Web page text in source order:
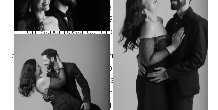
verdadeira entre duas pessoas.
Durante o ensaio, vocês não precisam se preocupar
em saber posar ou ter experiência diante das
câmeras. Nossa direção é leve e natural, permitindo
que cada gesto, abraço, sorriso e olhar aconteçam de
forma espontânea.
O resultado são fotografias que representam quem
vocês realmente são.
Estúdio Fotográfico em Suzano com Ambiente